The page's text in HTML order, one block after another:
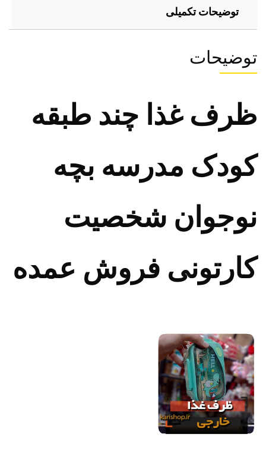
توضیحات تکمیلی
توضیحات
ظرف غذا چند طبقه
کودک مدرسه بچه
نوجوان شخصیت
کارتونی فروش عمده